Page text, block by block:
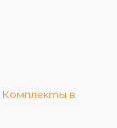
Комплекты в